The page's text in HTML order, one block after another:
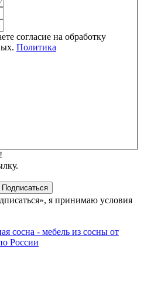
согласие на обработку
Политика
я принимаю условия